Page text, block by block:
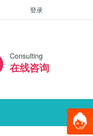
登录
Consulting
在线咨询